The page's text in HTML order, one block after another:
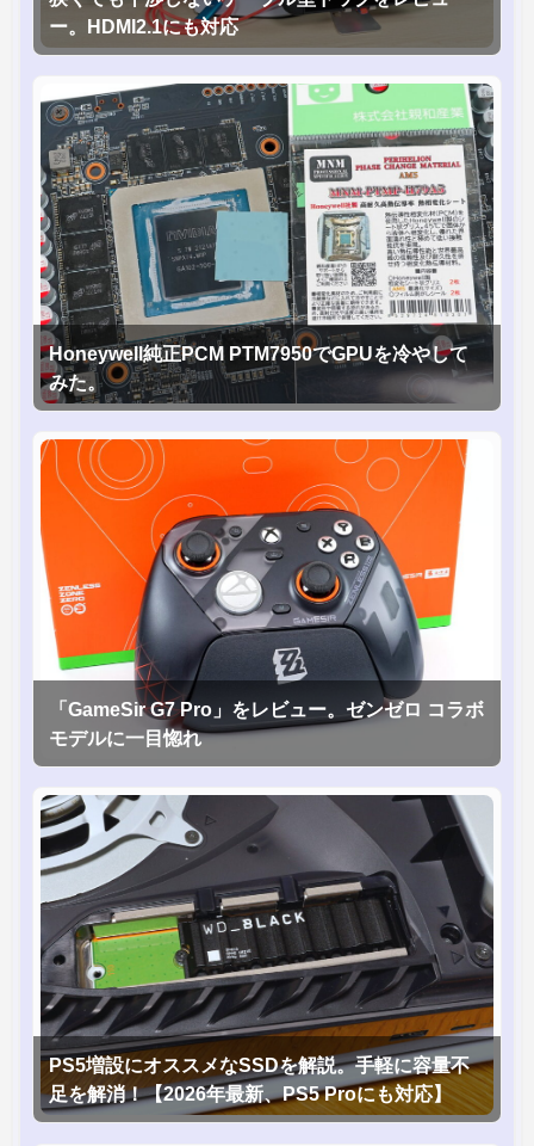
ー。HDMI2.1にも対応
Honeywell純正PCM PTM7950でGPUを冷やして
みた。
「GameSir G7 Pro」をレビュー。ゼンゼロ コラボ
モデルに一目惚れ
PS5増設にオススメなSSDを解説。手軽に容量不
足を解消！【2026年最新、PS5 Proにも対応】